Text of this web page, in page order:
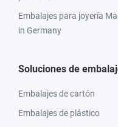
Embalajes para joyería
in Germany
Soluciones de
Embalajes de cartón
Embalajes de plástico